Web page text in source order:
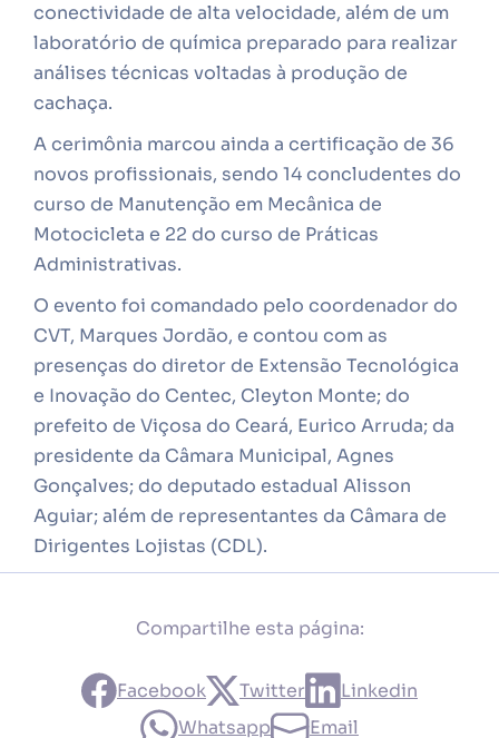
conectividade de alta velocidade, além de um
laboratório de química preparado para realizar
análises técnicas voltadas à produção de
cachaça.
A cerimônia marcou ainda a certificação de 36
novos profissionais, sendo 14 concludentes do
curso de Manutenção em Mecânica de
Motocicleta e 22 do curso de Práticas
Administrativas.
O evento foi comandado pelo coordenador do
CVT, Marques Jordão, e contou com as
presenças do diretor de Extensão Tecnológica
e Inovação do Centec, Cleyton Monte; do
prefeito de Viçosa do Ceará, Eurico Arruda; da
presidente da Câmara Municipal, Agnes
Gonçalves; do deputado estadual Alisson
Aguiar; além de representantes da Câmara de
Dirigentes Lojistas (CDL).
Compartilhe esta página:
Facebook Twitter
Linkedin
Whatsapp
Email